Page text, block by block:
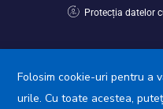
Protecția datelor
Folosim cookie-uri pentru a
urile. Cu toate acestea,